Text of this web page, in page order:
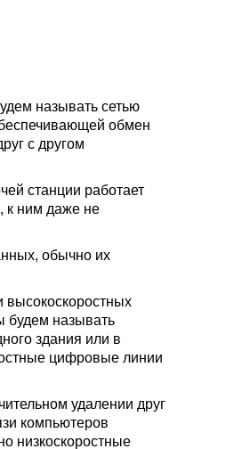
называть сетью
обмен
с другом
станции работает
к ним даже не
обычно их
высокоскоростных
будем называть
здания или в
цифровые линии
удалении друг
компьютеров
низкоскоростные